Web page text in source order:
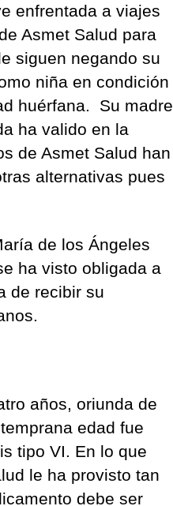
enfrentada a viajes
Asmet Salud para
siguen negando su
niña en condición
huérfana. Su madre
ha valido en la
de Asmet Salud han
alternativas pues
de los Ángeles
ha visto obligada a
de recibir su
años, oriunda de
edad fue
tipo VI. En lo que
le ha provisto tan
debe ser